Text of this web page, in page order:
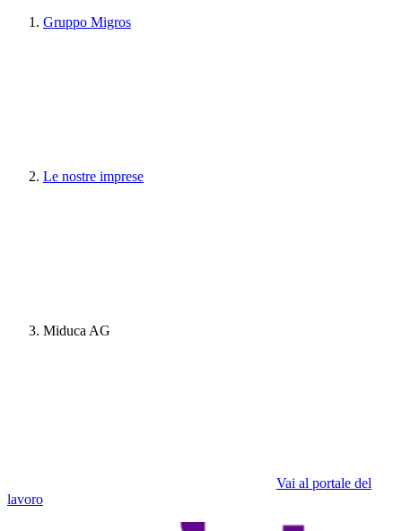
Gruppo Migros
Le nostre imprese
Miduca AG
Vai al portale del
lavoro